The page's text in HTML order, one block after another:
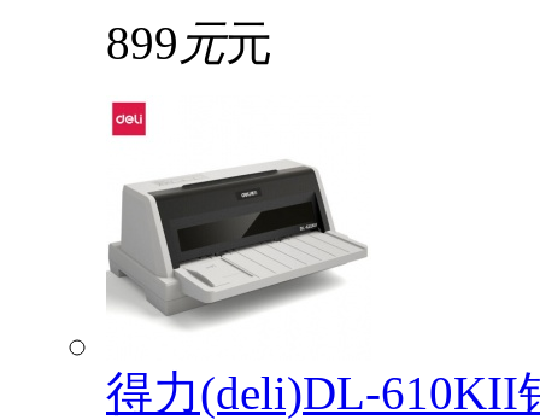
899 元元
得力(deli)DL-610KII